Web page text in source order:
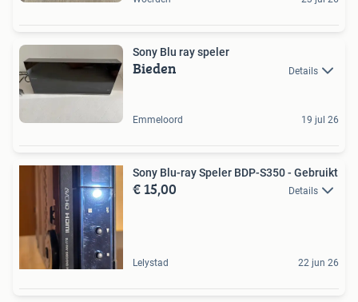
Sony Blu ray speler
Bieden Details
Emmeloord 19 jul 26
Sony Blu-ray Speler BDP-S350 - Gebruikt
€ 15,00 Details
Lelystad 22 jun 26